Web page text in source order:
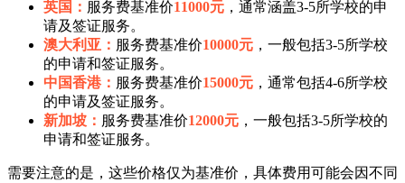
英国： 服务费基准价11000元 ，通常涵盖3-5所学校的申
请及签证服务。
澳大利亚： 服务费基准价10000元 ，一般包括3-5所学校
的申请和签证服务。
中国香港： 服务费基准价15000元 ，通常包括4-6所学校
的申请及签证服务。
新加坡： 服务费基准价12000元 ，一般包括3-5所学校的
申请和签证服务。
需要注意的是，这些价格仅为基准价，具体费用可能会因不同